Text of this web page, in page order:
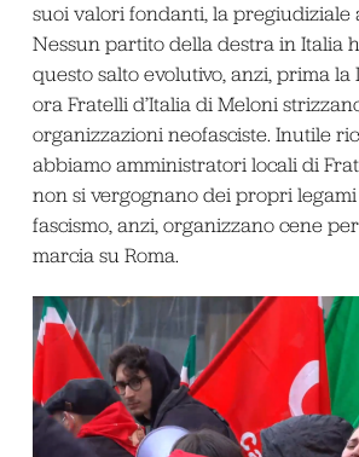
suoi valori fondanti, la pregiudiziale
Nessun partito della destra in Italia
questo salto evolutivo, anzi, prima la
ora Fratelli d’Italia di Meloni
organizzazioni neofasciste. Inutile
abbiamo amministratori locali di
non si vergognano dei propri
fascismo, anzi, organizzano cene
marcia su Roma.